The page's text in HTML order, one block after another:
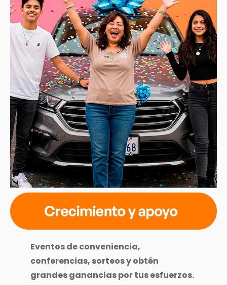
Eventos de conveniencia,
conferencias, sorteos y obtén
grandes ganancias por tus esfuerzos.